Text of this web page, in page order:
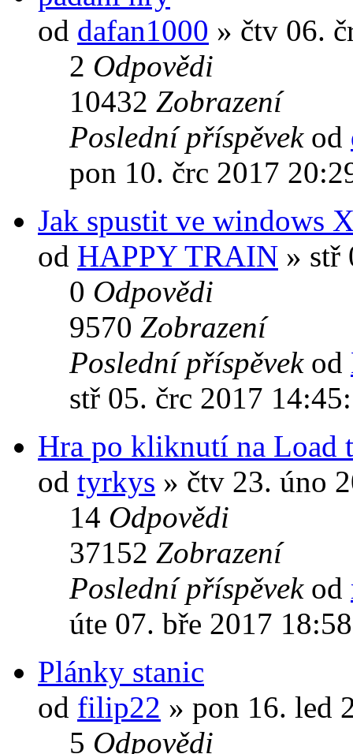
od dafan1000 » čtv 06.
2 Odpovědi
10432 Zobrazení
Poslední příspěvek od
pon 10. črc 2017
Jak spustit ve windows
od HAPPY TRAIN » stř
0 Odpovědi
9570 Zobrazení
Poslední příspěvek od
stř 05. črc 2017
Hra po kliknutí na Load
od tyrkys » čtv 23. úno
14 Odpovědi
37152 Zobrazení
Poslední příspěvek od
úte 07. bře 2017
Plánky stanic
od filip22 » pon 16. led
5 Odpovědi